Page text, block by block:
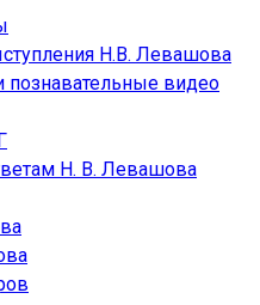
Н.В. Левашова
познавательные видео
Н. В. Левашова